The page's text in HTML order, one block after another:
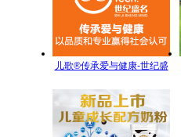
儿歌®传承爱与健康-世纪盛